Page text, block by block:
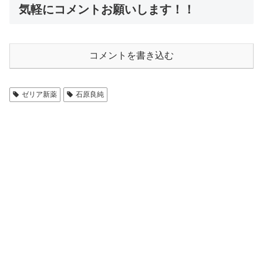
気軽にコメントお願いします！！
コメントを書き込む
ゼリア新薬 石原良純